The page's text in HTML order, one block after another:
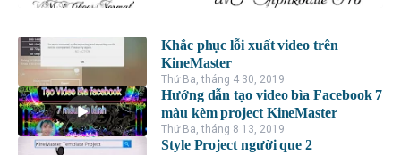
Khắc phục lỗi xuất video trên
KineMaster
Thứ Ba, tháng 4 30, 2019
Hướng dẫn tạo video bìa Facebook 7
màu kèm project KineMaster
Thứ Ba, tháng 8 13, 2019
Style Project người que 2